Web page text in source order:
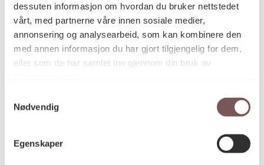
dessuten informasjon om hvordan du bruker nettstedet
vårt, med partnerne våre innen sosiale medier,
annonsering og analysearbeid, som kan kombinere den
med annen informasjon du har gjort tilgjengelig for dem,
eller som de har samlet inn gjennom din bruk av
Nødvendig
Egenskaper
Fotografi, Fotomontasje
Mål